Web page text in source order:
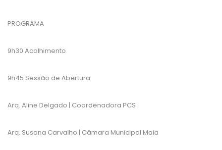
PROGRAMA
9h30 Acolhimento
9h45 Sessão de Abertura
Arq. Aline Delgado | Coordenadora PCS
Arq. Susana Carvalho | Câmara Municipal Maia